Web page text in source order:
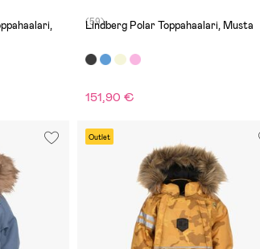
(59)
Lindberg Polar Toppahaalari, Musta
151,90 €
Outlet